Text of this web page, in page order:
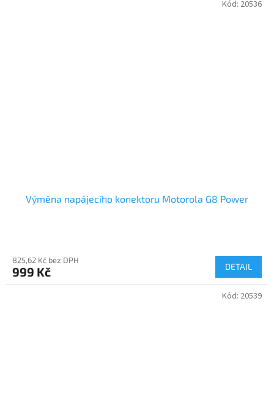
Výměna napájecího konektoru Motorola G8 Power
825,62 Kč bez DPH
999 Kč DETAIL
Kód: 20536
Kód: 20539